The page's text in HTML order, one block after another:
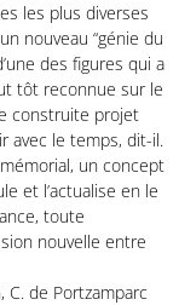
les plus diverses
nouveau “génie du
des figures qui a
tôt reconnue sur le
construite projet
avec le temps, dit-il.
un concept
et l’actualise en le
toute
nouvelle entre
C. de Portzamparc